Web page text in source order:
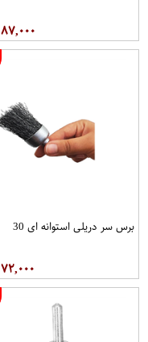
۸۷,۰۰۰
برس سر دریلی استوانه ای 30
۷۲,۰۰۰